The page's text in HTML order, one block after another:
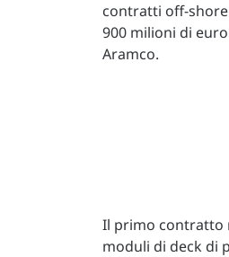
contratti off-
900 milioni di
Aramco.
Il primo contratto
moduli di deck di